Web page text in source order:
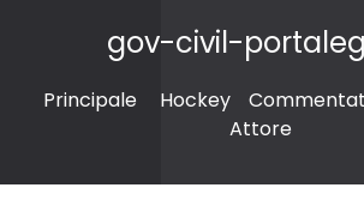
gov-civil-
Principale Hockey
Attore